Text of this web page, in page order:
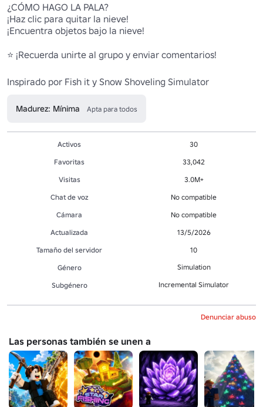
¿CÓMO HAGO LA PALA?
¡Haz clic para quitar la nieve!
¡Encuentra objetos bajo la nieve!
⭐ ¡Recuerda unirte al grupo y enviar comentarios!
Inspirado por Fish it y Snow Shoveling Simulator
Madurez: Mínima Apta para todos
Activos
30
Favoritas
33,042
Visitas
3.0M+
Chat de voz
No compatible
Cámara
No compatible
Actualizada
13/5/2026
Tamaño del servidor
10
Género
Simulation
Subgénero Incremental Simulator
Denunciar abuso
Las personas también se unen a